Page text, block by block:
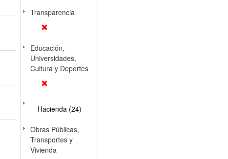
Transparencia
Educación,
Universidades,
Cultura y Deportes
Hacienda (24)
Obras Públicas,
Transportes y
Vivienda